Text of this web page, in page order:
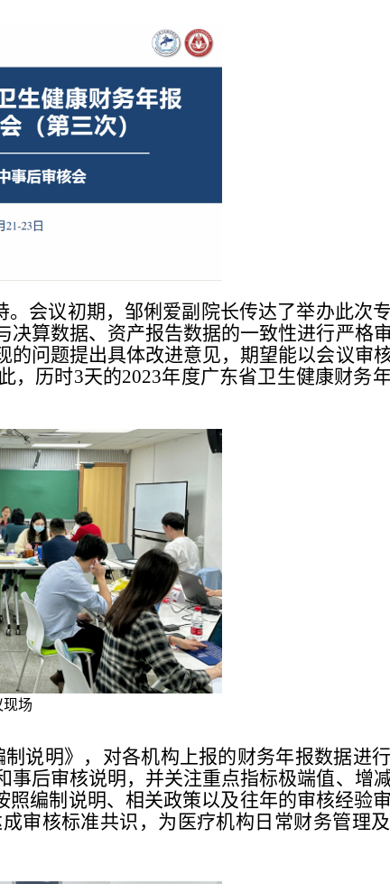
会议初期，邹俐爱副院长传达了举办此次
算数据、资产报告数据的一致性进行严格
问题提出具体改进意见，期望能以会议审
历时3天的2023年度广东省卫生健康财务
场
说明》，对各机构上报的财务年报数据进
后审核说明，并关注重点指标极端值、增
编制说明、相关政策以及往年的审核经验
审核标准共识，为医疗机构日常财务管理